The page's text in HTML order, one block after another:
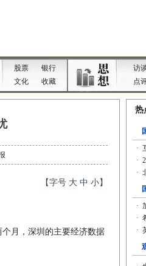
【字号 大 中 小】
月，深圳的主要经济数据